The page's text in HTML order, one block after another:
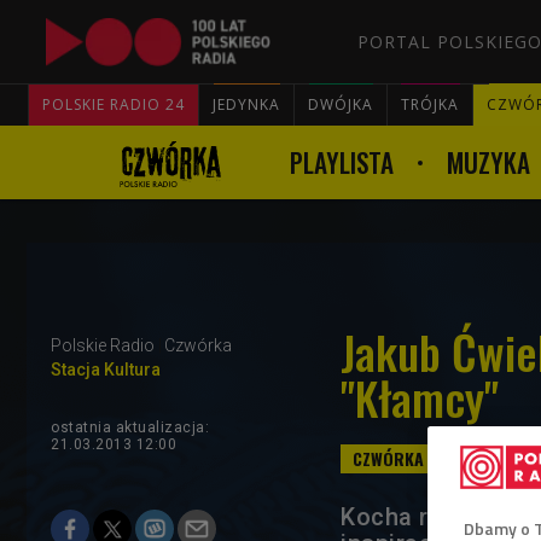
PORTAL
POLSKIE RADIO 24 JEDYNKA DWÓJKA TRÓJKA
PLAYLISTA MUZYKA
Polskie Radio
Czwórka
Stacja Kultura
Jakub
"Kłamcy"
ostatnia aktualizacja:
21.03.2013 12:00
Kocha
Dbamy o